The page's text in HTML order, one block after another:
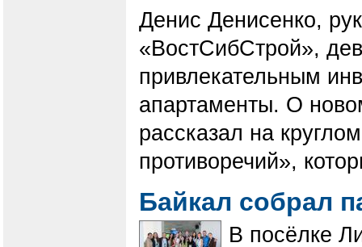
Денис Денисенко,
«ВостСибСтрой»,
привлекательным
апартаменты. О
рассказал на
противоречий»,
Байкал собрал
В посёлке